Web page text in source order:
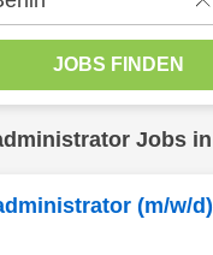
Jobs in
(m/w/d)